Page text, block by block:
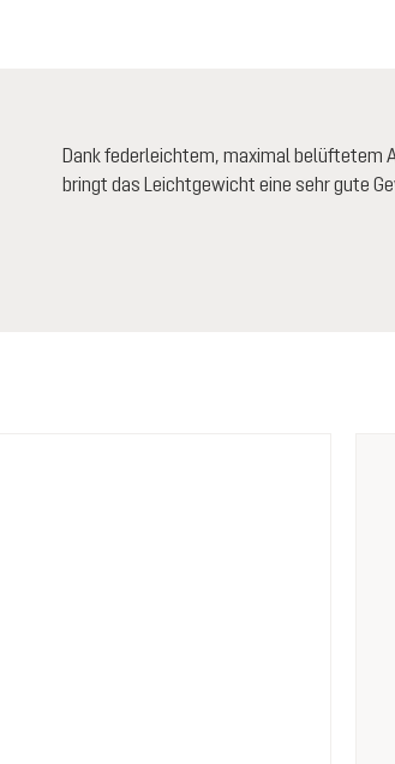
Dank federleichtem, maximal belüftetem
bringt das Leichtgewicht eine sehr gute